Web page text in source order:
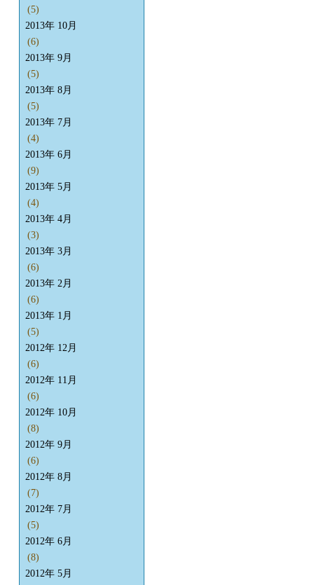
(5)
2013年 10月
(6)
2013年 9月
(5)
2013年 8月
(5)
2013年 7月
(4)
2013年 6月
(9)
2013年 5月
(4)
2013年 4月
(3)
2013年 3月
(6)
2013年 2月
(6)
2013年 1月
(5)
2012年 12月
(6)
2012年 11月
(6)
2012年 10月
(8)
2012年 9月
(6)
2012年 8月
(7)
2012年 7月
(5)
2012年 6月
(8)
2012年 5月